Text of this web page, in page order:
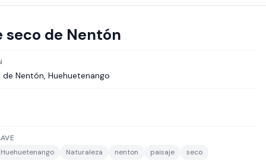
seco de Nentón
de Nentón, Huehuetenango
Huehuetenango
Naturaleza nenton paisaje seco